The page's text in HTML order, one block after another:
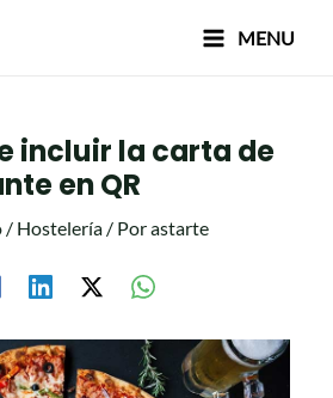
MainMENU
incluir la carta de
en QR
/ Hostelería / Porastarte